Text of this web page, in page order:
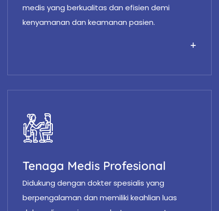
medis yang berkualitas dan efisien demi
kenyamanan dan keamanan pasien.
Tenaga Medis Profesional
Didukung dengan dokter spesialis yang
berpengalaman dan memiliki keahlian luas